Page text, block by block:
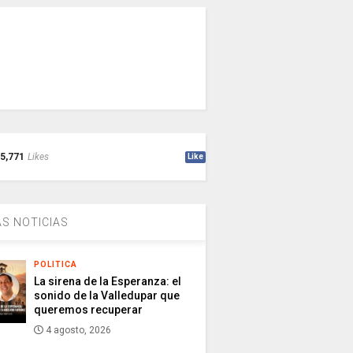
5,771 Likes Like
NOTICIAS
POLITICA
La sirena de la Esperanza: el
sonido de la Valledupar que
queremos recuperar
4 agosto, 2026